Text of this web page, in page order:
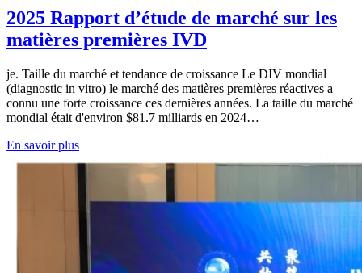
2025 Rapport d’étude de marché sur les
matières premières IVD
je. Taille du marché et tendance de croissance Le DIV mondial
(diagnostic in vitro) le marché des matières premières réactives a
connu une forte croissance ces dernières années. La taille du marché
mondial était d'environ $81.7 milliards en 2024…
En savoir plus